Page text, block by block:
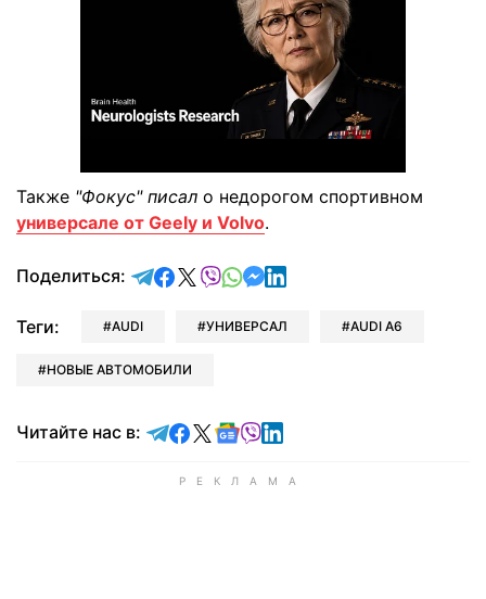
Также "Фокус" писал о недорогом спортивном
универсале от Geely и Volvo.
Поделиться: отправить в Telegram
поделиться в Facebook
поделиться в X
отправить в Viber
отправить в Whatsapp
отправить в Messenger
отправить в LinkedIn
Теги: AUDI УНИВЕРСАЛ AUDI А6
НОВЫЕ АВТОМОБИЛИ
Читайте нас в: Читайте в Telegram
Читайте в Facebook
Читайте в X
Читайте в Google news
Читайте в Viber
Читайте в LinkedIn